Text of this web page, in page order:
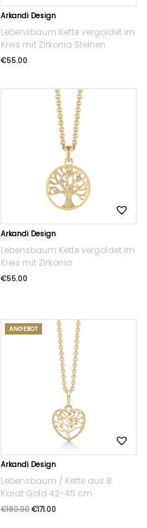
Arkandi Design
Lebensbaum Kette vergoldet im
Kreis mit Zirkonia Steinen
€55.00
Arkandi Design
Lebensbaum Kette vergoldet im
Kreis mit Zirkonia
€55.00
ANGEBOT
Arkandi Design
Lebensbaum / Kette aus 8
Karat Gold 42-45 cm
€180.00 €171.00